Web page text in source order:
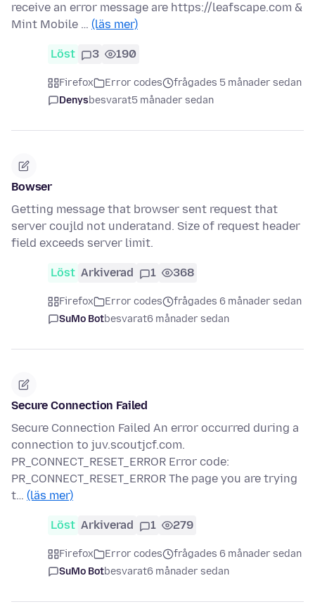
receive an error message are https://leafscape.com &
Mint Mobile … (läs mer)
Löst 3 190
Firefox Error codes
frågades 5 månader sedan
Denysbesvarat5 månader sedan
Bowser
Getting message that browser sent request that
server coujld not underatand. Size of request header
field exceeds server limit.
Löst Arkiverad 1 368
Firefox Error codes
frågades 6 månader sedan
SuMo Botbesvarat6 månader sedan
Secure Connection Failed
Secure Connection Failed An error occurred during a
connection to juv.scoutjcf.com.
PR_CONNECT_RESET_ERROR Error code:
PR_CONNECT_RESET_ERROR The page you are trying
t… (läs mer)
Löst Arkiverad 1 279
Firefox Error codes
frågades 6 månader sedan
SuMo Botbesvarat6 månader sedan